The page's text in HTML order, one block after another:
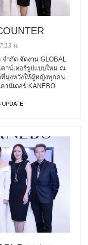
น.
ำกัด จัดงาน GLOBAL
คาน์เตอร์รูปแบบใหม่ ณ
มุ่งหวังให้ผู้หญิงทุกคน
าน์เตอร์ KANEBO
UPDATE